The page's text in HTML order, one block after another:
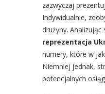
zazwyczaj
Indywidualnie,
drużyny. Analizując
reprezentacja
numery, które w
Niemniej jednak,
potencjalnych